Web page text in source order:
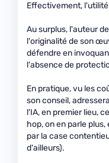
Effectivement,
Au surplus, l'auteur
l'originalité de son
défendre en
l'absence de
En pratique, vu les
son conseil,
l'IA, en premier lieu,
hop, on en parle
par la case
d'ailleurs).